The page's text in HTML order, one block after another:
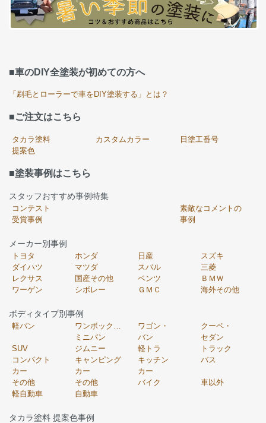
■車のDIY全塗装が初めての方へ
「刷毛とローラーで車をDIY塗装する」とは？
■ご注文はこちら
タカラ塗料
提案色
カスタムカラー 日塗工番号
■塗装事例はこちら
スタッフおすすめ事例特集
コンテスト
受賞事例
素敵なコメントの
事例
メーカー別事例
トヨタ ホンダ 日産
スズキ
ダイハツ
マツダ スバル
三菱
レクサス
国産その他 ベンツ
ＢＭＷ
ワーゲン
シボレー ＧＭＣ 海外その他
ボディタイプ別事例
軽バン
ミニバン
ワゴン・
バン
クーペ・
セダン
SUV
ジムニー 軽トラ
トラック
コンパクト
カー
キャンピング
カー
キッチン
カー
バス
その他
軽自動車
その他
自動車
バイク 車以外
タカラ塗料 提案色事例